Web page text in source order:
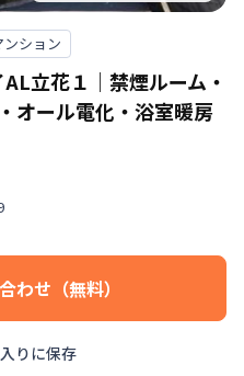
ション
立花１｜禁煙ルーム・
オール電化・浴室暖房
わせ（無料）
りに保存